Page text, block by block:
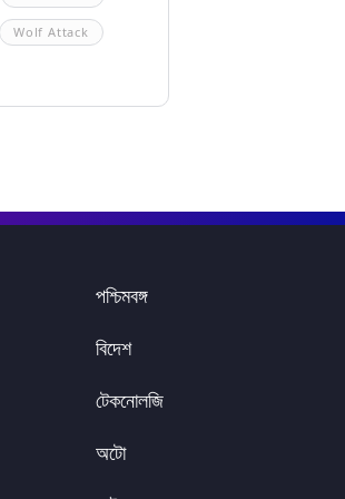
Wolf Attack
পশ্চিমবঙ্গ
বিদেশ
টেকনোলজি
অটো